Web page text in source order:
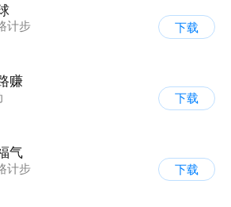
计步
下载
赚
下载
气
计步
下载